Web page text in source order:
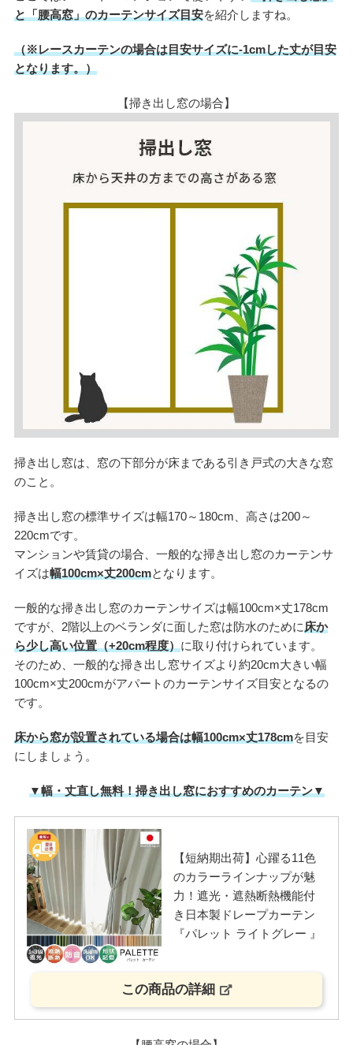
と「腰高窓」のカーテンサイズ目安を紹介しますね。
（※レースカーテンの場合は目安サイズに-1cmした丈が目安
となります。）
【掃き出し窓の場合】
掃き出し窓は、窓の下部分が床まである引き戸式の大きな窓
のこと。
掃き出し窓の標準サイズは幅170～180cm、高さは200～
220cmです。
マンションや賃貸の場合、一般的な掃き出し窓のカーテンサ
イズは幅100cm×丈200cmとなります。
一般的な掃き出し窓のカーテンサイズは幅100cm×丈178cm
ですが、2階以上のベランダに面した窓は防水のために床か
ら少し高い位置（+20cm程度）に取り付けられています。
そのため、一般的な掃き出し窓サイズより約20cm大きい幅
100cm×丈200cmがアパートのカーテンサイズ目安となるの
です。
床から窓が設置されている場合は幅100cm×丈178cmを目安
にしましょう。
▼幅・丈直し無料！掃き出し窓におすすめのカーテン▼
【短納期出荷】心躍る11色
のカラーラインナップが魅
力！遮光・遮熱断熱機能付
き日本製ドレープカーテン
『パレット ライトグレー 』
この商品の詳細